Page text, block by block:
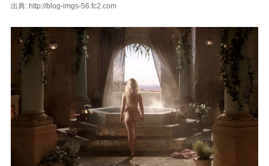
出典: http://blog-imgs-56.fc2.com